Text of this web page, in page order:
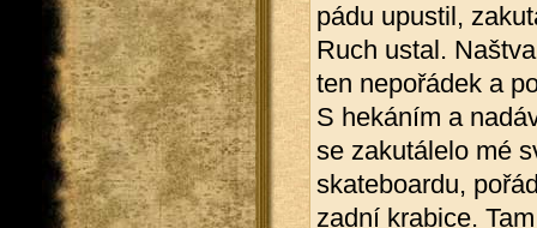
pádu upustil,
Ruch ustal.
ten nepořádek a
S hekáním a
se zakutálelo mé
skateboardu,
zadní krabice.